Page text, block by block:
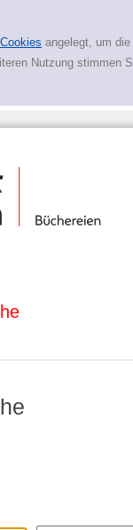
Cookies angelegt, um
Nutzung stimmen